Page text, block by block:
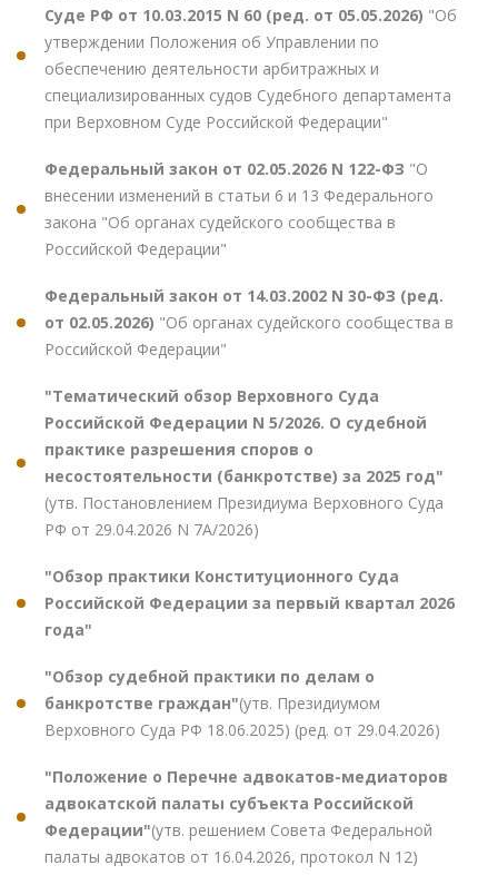
Суде РФ от 10.03.2015 N 60 (ред. от 05.05.2026) "Об
утверждении Положения об Управлении по
обеспечению деятельности арбитражных и
специализированных судов Судебного департамента
при Верховном Суде Российской Федерации"
Федеральный закон от 02.05.2026 N 122-ФЗ "О
внесении изменений в статьи 6 и 13 Федерального
закона "Об органах судейского сообщества в
Российской Федерации"
Федеральный закон от 14.03.2002 N 30-ФЗ (ред.
от 02.05.2026) "Об органах судейского сообщества в
Российской Федерации"
"Тематический обзор Верховного Суда
Российской Федерации N 5/2026. О судебной
практике разрешения споров о
несостоятельности (банкротстве) за 2025 год"
(утв. Постановлением Президиума Верховного Суда
РФ от 29.04.2026 N 7А/2026)
"Обзор практики Конституционного Суда
Российской Федерации за первый квартал 2026
года"
"Обзор судебной практики по делам о
банкротстве граждан"(утв. Президиумом
Верховного Суда РФ 18.06.2025) (ред. от 29.04.2026)
"Положение о Перечне адвокатов-медиаторов
адвокатской палаты субъекта Российской
Федерации"(утв. решением Совета Федеральной
палаты адвокатов от 16.04.2026, протокол N 12)